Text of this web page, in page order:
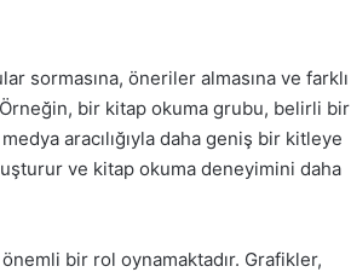
sormasına, öneriler almasına ve farklı
Örneğin, bir kitap okuma grubu, belirli bir
aracılığıyla daha geniş bir kitleye
ve kitap okuma deneyimini daha
bir rol oynamaktadır. Grafikler,